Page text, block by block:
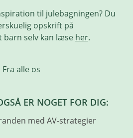
til julebagningen? Du
opskrift på
barn selv kan læse her.
Fra alle os
ER NOGET FOR DIG: